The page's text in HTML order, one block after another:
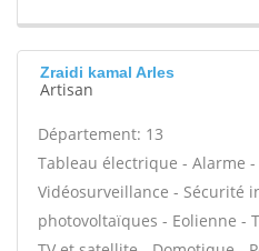
Zraidi kamal Arles
Artisan
Département: 13
Tableau électrique - Alarme
Vidéosurveillance - Sécurité
photovoltaïques - Eolienne -